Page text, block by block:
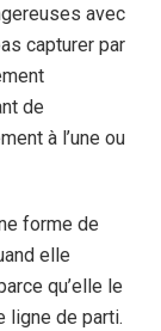
avec
capturer par
de
à l’une ou
forme de
elle
qu’elle le
ligne de parti.